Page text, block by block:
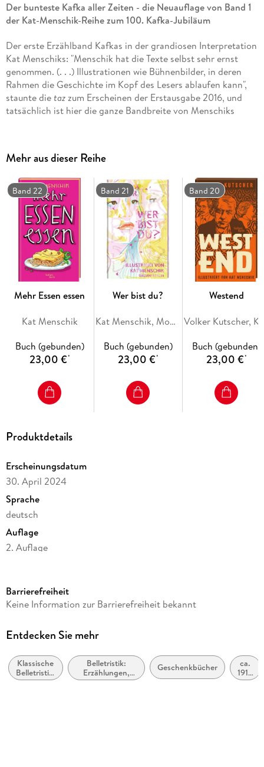
Der bunteste Kafka aller Zeiten - die Neuauflage von Band 1
der Kat-Menschik-Reihe zum 100. Kafka-Jubiläum
Der erste Erzählband Kafkas in der grandiosen Interpretation
Kat Menschiks: "Menschik hat die Texte selbst sehr ernst
genommen. (. . .) Illustrationen wie Bühnenbilder, in deren
Rahmen die Geschichte im Kopf des Lesers ablaufen kann",
staunte die tazzum Erscheinen der Erstausgabe 2016, und
tatsächlich ist hier die ganze Bandbreite von Menschiks
unterschiedlich wie der Ton jeder einzelnen Erzählung des
Bandes, obEin Landarzt Vor dem Gesetzoder
Bericht für eine Akademie. Kafkas Figuren tragen dunkle
Geheimnisse in sich und werden getrieben von seltsamen
Geschicken. Dabei geht es freilich alles andere als blutleer zu
- genau wie bei Kat Menschiks Farbenpracht.
Kafkas bekannteste Erzählungen - in der Textform der
Erstausgabe von 1920 - erschienen vor acht Jahren als Band 1
der inzwischen längst Kult gewordenen Reihe von Kat
Menschik. Zum 100. Kafka-Jubiläum erscheint er nun in
ungewöhnliche Materialien, überraschende Interpretationen,
dreiseitiger Farbschnitt - ein Fest für Geist und Sinne und
"eine Einladung, Kafka neu zu sehen" (taz
Mehr aus dieser Reihe
Band 22
Mehr Essen essen
Kat Menschik
Buch (gebunden)
23,00 €*
Band 21
Wer bist du?
Kat Menschik, Monika Helfer
Buch (gebunden)
23,00 €*
Band 20
Westend
Buch (gebunden)
23,00 €*
Produktdetails
Erscheinungsdatum
30. April 2024
Sprache
deutsch
Auflage
2. Auflage
Reihe
Autor/Autorin
Illustrationen
Kat Menschik
Barrierefreiheit
Keine Information zur Barrierefreiheit bekannt
Entdecken Sie mehr
Klassische
Belletristik:
allgemein
Belletristik:
Erzählungen,
Kurzgeschichten,
Geschenkbücher
ca.
1910
bis